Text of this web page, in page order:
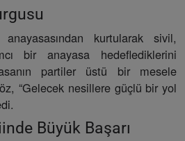
kurtularak sivil,
bir anayasa hedeflediklerini
partiler üstü bir mesele
“Gelecek nesillere güçlü bir yol
Büyük Başarı